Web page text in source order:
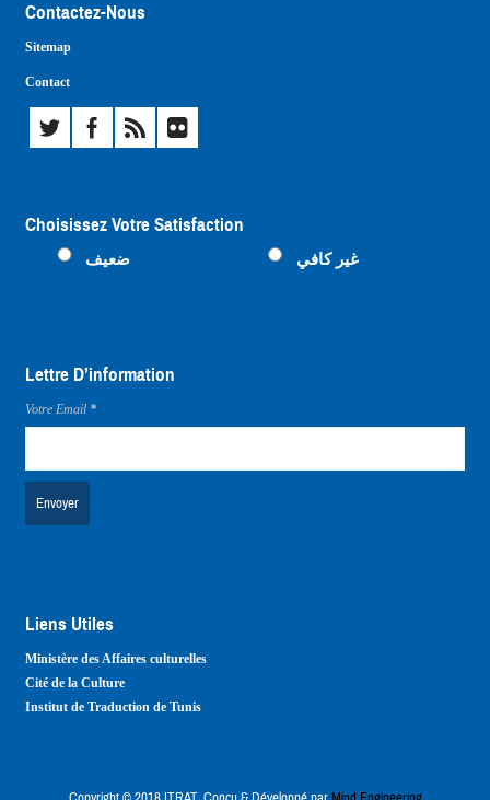
Contactez-Nous
Sitemap
Contact
Choisissez Votre Satisfaction
غير كافي ضعيف
Lettre D’information
Votre Email *
Liens Utiles
Ministère des Affaires culturelles
Cité de la Culture
Institut de Traduction de Tunis